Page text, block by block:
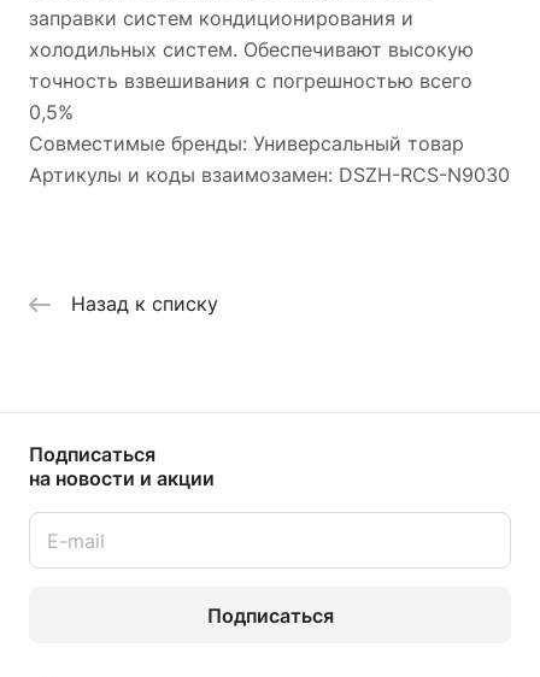
заправки систем кондиционирования и
холодильных систем. Обеспечивают высокую
точность взвешивания с погрешностью всего
0,5%
Совместимые бренды: Универсальный товар
Артикулы и коды взаимозамен: DSZH-RCS-N9030
Назад к списку
Подписаться
на новости и акции
Подписаться